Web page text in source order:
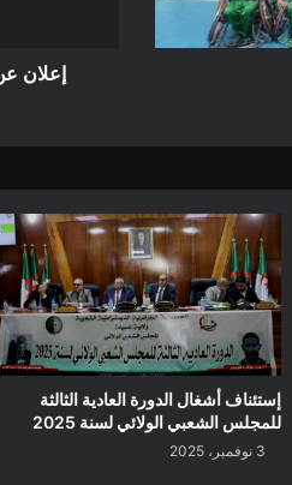
إعلان عن
إستئناف أشغال الدورة العادية الثالثة
للمجلس الشعبي الولائي لسنة 2025
3 نوفمبر، 2025